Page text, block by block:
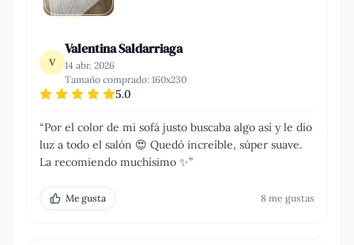
V
Valentina Saldarriaga
14 abr. 2026
Tamaño comprado: 160x230
5.0
“Por el color de mi sofá justo buscaba algo así y le dio
luz a todo el salón 😍 Quedó increíble, súper suave.
La recomiendo muchísimo ✨”
Me gusta 8 me gustas